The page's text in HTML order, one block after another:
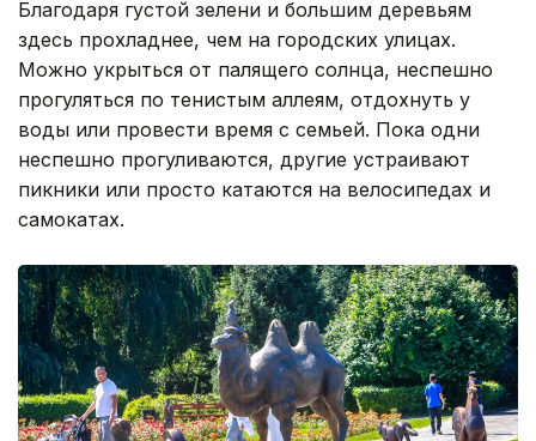
Благодаря густой зелени и большим деревьям
здесь прохладнее, чем на городских улицах.
Можно укрыться от палящего солнца, неспешно
прогуляться по тенистым аллеям, отдохнуть у
воды или провести время с семьей. Пока одни
неспешно прогуливаются, другие устраивают
пикники или просто катаются на велосипедах и
самокатах.